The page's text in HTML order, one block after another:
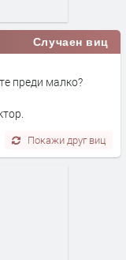
Случаен виц
преди малко?
Покажи друг виц